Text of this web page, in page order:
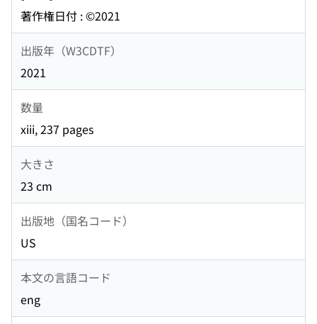
著作権日付 : ©2021
出版年（W3CDTF）
2021
数量
xiii, 237 pages
大きさ
23 cm
出版地（国名コード）
US
本文の言語コード
eng